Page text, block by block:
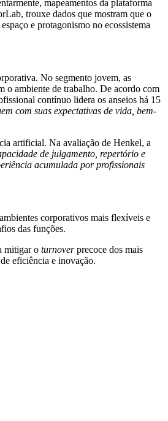
mapeamentos da plataforma
trouxe dados que mostram que o
e protagonismo no ecossistema
No segmento jovem, as
o ambiente de trabalho. De acordo com
contínuo lidera os anseios há 15
com suas expectativas de vida, bem-
artificial. Na avaliação de Henkel, a
de julgamento, repertório e
acumulada por profissionais
corporativos mais flexíveis e
das funções.
mitigar o turnoverprecoce dos mais
eficiência e inovação.